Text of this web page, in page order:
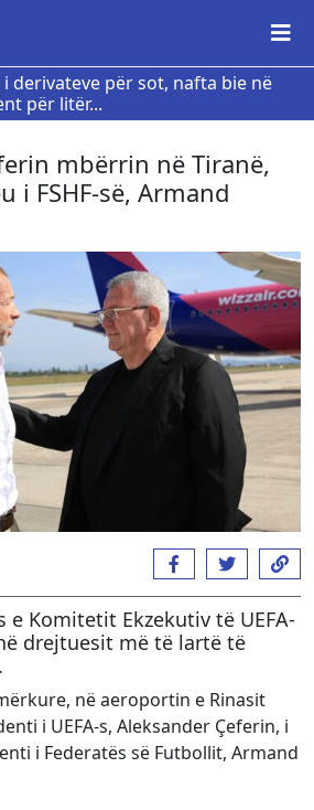
i derivateve për sot, nafta bie në
për litër...
mbërrin në Tiranë,
i FSHF-së, Armand
e Komitetit Ekzekutiv të UEFA-
drejtuesit më të lartë të
në aeroportin e Rinasit
i UEFA-s, Aleksander Çeferin, i
i Federatës së Futbollit, Armand